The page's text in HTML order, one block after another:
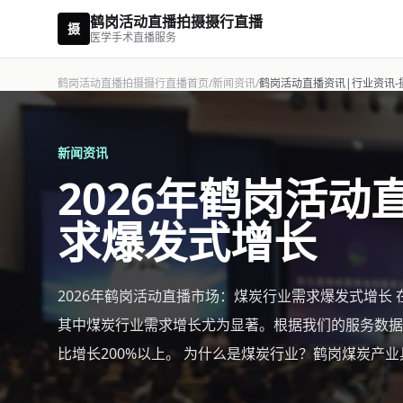
摄 鹤岗活动直播拍摄摄行直播
医学手术直播服务
鹤岗活动直播拍摄摄行直播首页/新闻资讯/鹤岗活动直播资讯|行业资讯-
新闻资讯
2026年鹤岗活动
求爆发式增长
2026年鹤岗活动直播市场：煤炭行业需求爆发式增长
其中煤炭行业需求增长尤为显著。根据我们的服务数
比增长200%以上。 为什么是煤炭行业？鹤岗煤炭产